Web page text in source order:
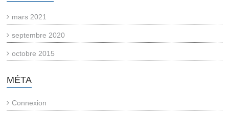
mars 2021
septembre 2020
octobre 2015
MÉTA
Connexion